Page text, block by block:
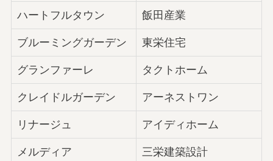
ハートフルタウン 飯田産業
ブルーミングガーデン 東栄住宅
グランファーレ タクトホーム
クレイドルガーデン アーネストワン
リナージュ アイディホーム
メルディア 三栄建築設計